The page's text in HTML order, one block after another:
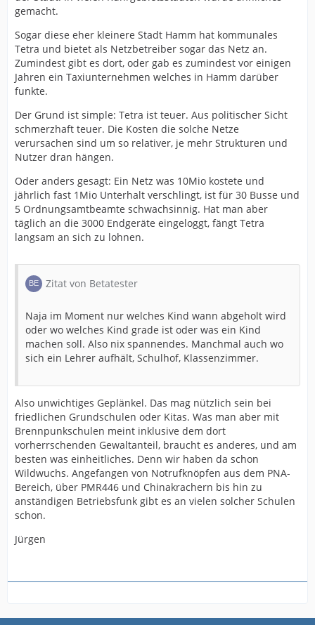
gemacht.
Sogar diese eher kleinere Stadt Hamm hat kommunales
Tetra und bietet als Netzbetreiber sogar das Netz an.
Zumindest gibt es dort, oder gab es zumindest vor einigen
Jahren ein Taxiunternehmen welches in Hamm darüber
funkte.
Der Grund ist simple: Tetra ist teuer. Aus politischer Sicht
schmerzhaft teuer. Die Kosten die solche Netze
verursachen sind um so relativer, je mehr Strukturen und
Nutzer dran hängen.
Oder anders gesagt: Ein Netz was 10Mio kostete und
jährlich fast 1Mio Unterhalt verschlingt, ist für 30 Busse und
5 Ordnungsamtbeamte schwachsinnig. Hat man aber
täglich an die 3000 Endgeräte eingeloggt, fängt Tetra
langsam an sich zu lohnen.
Zitat von Betatester
Naja im Moment nur welches Kind wann abgeholt wird
oder wo welches Kind grade ist oder was ein Kind
machen soll. Also nix spannendes. Manchmal auch wo
sich ein Lehrer aufhält, Schulhof, Klassenzimmer.
Also unwichtiges Geplänkel. Das mag nützlich sein bei
friedlichen Grundschulen oder Kitas. Was man aber mit
Brennpunkschulen meint inklusive dem dort
vorherrschenden Gewaltanteil, braucht es anderes, und am
besten was einheitliches. Denn wir haben da schon
Wildwuchs. Angefangen von Notrufknöpfen aus dem PNA-
Bereich, über PMR446 und Chinakrachern bis hin zu
anständigen Betriebsfunk gibt es an vielen solcher Schulen
schon.
Jürgen